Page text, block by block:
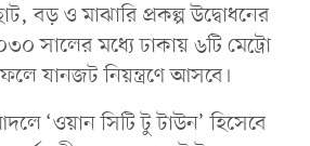
বড় ও মাঝারি প্রকল্প উদ্বোধনের
সালের মধ্যে ঢাকায় ৬টি মেট্রো
যানজট নিয়ন্ত্রণে আসবে।
‘ওয়ান সিটি টু টাউন’ হিসেবে